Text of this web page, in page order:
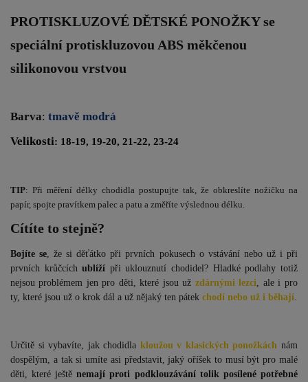
PROTISKLUZOVÉ DĚTSKÉ PONOŽKYse
speciální protiskluzovou ABS měkčenou
silikonovou vrstvou
Barva: tmavě modrá
Velikosti: 18-19, 19-20, 21-22, 23-24
TIP: Při měření délky chodidla postupujte tak, že obkreslíte nožičku na
papír, spojte pravítkem palec a patu a změříte výslednou délku.
Cítíte to stejně?
Bojíte se , že si děťátko při prvních pokusech o vstávání nebo už i při
prvních krůčcíchublíží při uklouznutí chodidel? Hladké podlahy totiž
nejsou problémem jen pro děti, které jsou už zdárnými lezci , ale i pro
ty, které jsou už o krok dál a už nějaký ten pátek chodí nebo už i běhají
Určitě si vybavíte, jak chodidla kloužou v klasických ponožkách nám
dospělým, a tak si umíte asi představit, jaký oříšek to musí být pro malé
děti, které ještěnemají proti podklouzávání tolik posílené potřebné